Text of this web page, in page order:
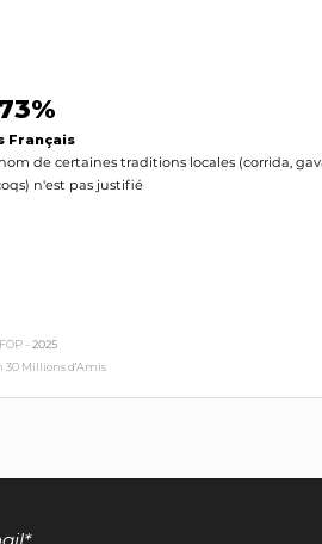
Français
de certaines traditions locales (corrida,
n'est pas justifié
- 2025
30 Millions d'Amis